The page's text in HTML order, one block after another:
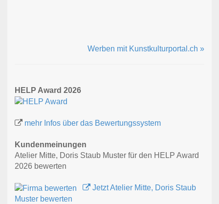
Werben mit Kunstkulturportal.ch »
HELP Award 2026
mehr Infos über das Bewertungssystem
Kundenmeinungen
Atelier Mitte, Doris Staub Muster für den HELP Award
2026 bewerten
Jetzt Atelier Mitte, Doris Staub
Muster bewerten